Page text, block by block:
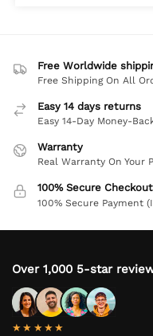
Free Worldwide
Free Shipping On All
Easy 14 days returns
Easy 14-Day Money-
Warranty
Real Warranty On Your
100% Secure Checkout
100% Secure Payment
Over 1,000 5-star
★★★★★